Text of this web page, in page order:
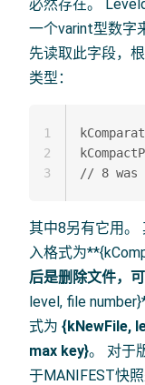
必然存在。
一个varint型数字
先读取此字段，
类型：
1
2
3
其中8另有它用。
入格式为
后是删除文件，
level, file
式为 {kNewFile,
max key}。 对于
于MANIFEST快